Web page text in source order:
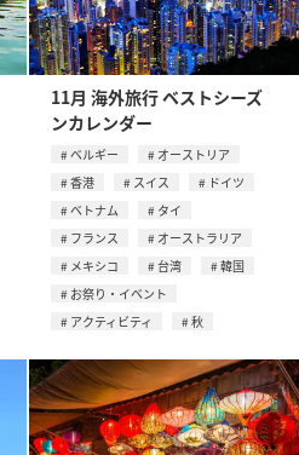
11月 海外旅行 ベストシーズ
ンカレンダー
ベルギー
オーストリア
香港
スイス
ドイツ
ベトナム
タイ
フランス
オーストラリア
メキシコ
台湾
韓国
お祭り・イベント
アクティビティ
秋